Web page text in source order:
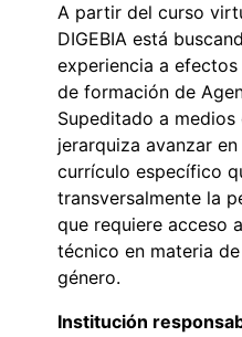
A partir del curso
DIGEBIA está
experiencia a
de formación de
Supeditado a
jerarquiza avanzar
currículo específico
transversalmente la
que requiere acceso
técnico en materia
género.
Institución